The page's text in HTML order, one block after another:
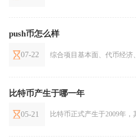
push币怎么样
07-22 综合项目基本面、代币经济
比特币产生于哪一年
05-21 比特币正式产生于2009年